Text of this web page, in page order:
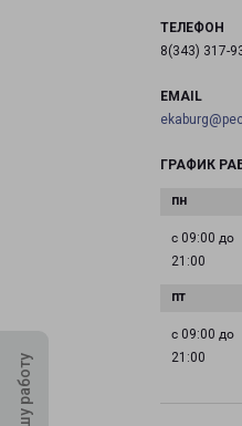
ТЕЛЕФОН
8(343) 317-
EMAIL
ГРАФИК
с 09:00 до
21:00
с 09:00 до
21:00